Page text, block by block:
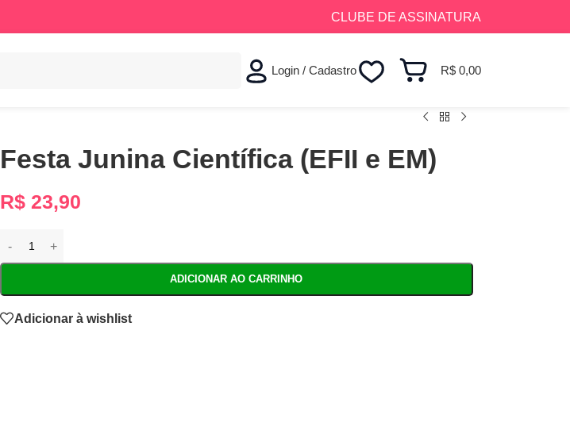
CLUBE DE ASSINATURA
Login / Cadastro R$ 0,00
Festa Junina Científica (EFII e EM)
R$23,90
ADICIONAR AO CARRINHO
Adicionar à wishlist